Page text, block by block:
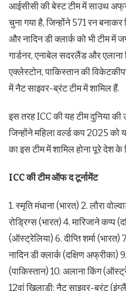
आईसीसी की बेस्ट टीम में साउथ
चुना गया है, जिन्होंने 571 रन
और नादिन डी क्लार्क को भी टीम
गार्डनर, एनाबेल सदरलैंड और
एक्लेस्टोन, पाकिस्तान की
में नैट साइवर-ब्रंट टीम में शामिल हैं.
इस तरह ICC की यह टीम दुनिया की
जिन्होंने महिला वर्ल्ड कप 2025 को
का इस टीम में शामिल होना पूरे देश के
ICCकी टीम ऑफ द टूर्नामेंट
1. स्मृति मंधाना (भारत) 2. लौरा
रोड्रिग्स (भारत) 4. मारिजाने कप्प
(ऑस्ट्रेलिया) 6. दीप्ति शर्मा
नादिन डी क्लार्क (दक्षिण अफ्रीका)
(पाकिस्तान) 10. अलाना किंग
12वां खिलाड़ी: नैट साइवर-ब्रंट